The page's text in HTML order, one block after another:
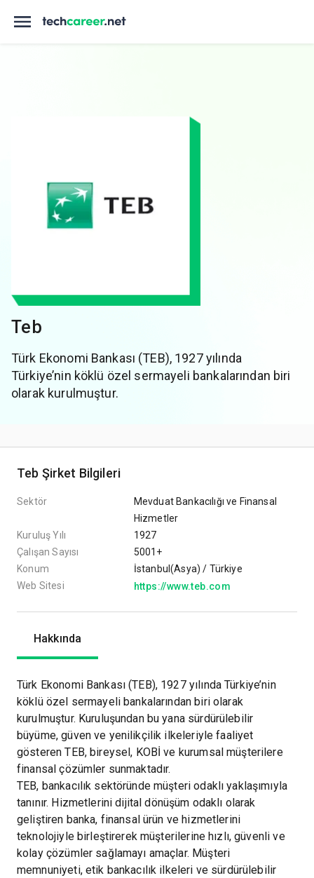
Teb
Türk Ekonomi Bankası (TEB), 1927 yılında
Türkiye’nin köklü özel sermayeli bankalarından biri
olarak kurulmuştur.
Teb Şirket Bilgileri
Sektör
Mevduat Bankacılığı ve Finansal
Hizmetler
Kuruluş Yılı
1927
Çalışan Sayısı
5001+
Konum
İstanbul(Asya) / Türkiye
Web Sitesi
https://www.teb.com
Hakkında
Türk Ekonomi Bankası (TEB), 1927 yılında Türkiye’nin
köklü özel sermayeli bankalarından biri olarak
kurulmuştur. Kuruluşundan bu yana sürdürülebilir
büyüme, güven ve yenilikçilik ilkeleriyle faaliyet
gösteren TEB, bireysel, KOBİ ve kurumsal müşterilere
finansal çözümler sunmaktadır.
TEB, bankacılık sektöründe müşteri odaklı yaklaşımıyla
tanınır. Hizmetlerini dijital dönüşüm odaklı olarak
geliştiren banka, finansal ürün ve hizmetlerini
teknolojiyle birleştirerek müşterilerine hızlı, güvenli ve
kolay çözümler sağlamayı amaçlar. Müşteri
memnuniyeti, etik bankacılık ilkeleri ve sürdürülebilir